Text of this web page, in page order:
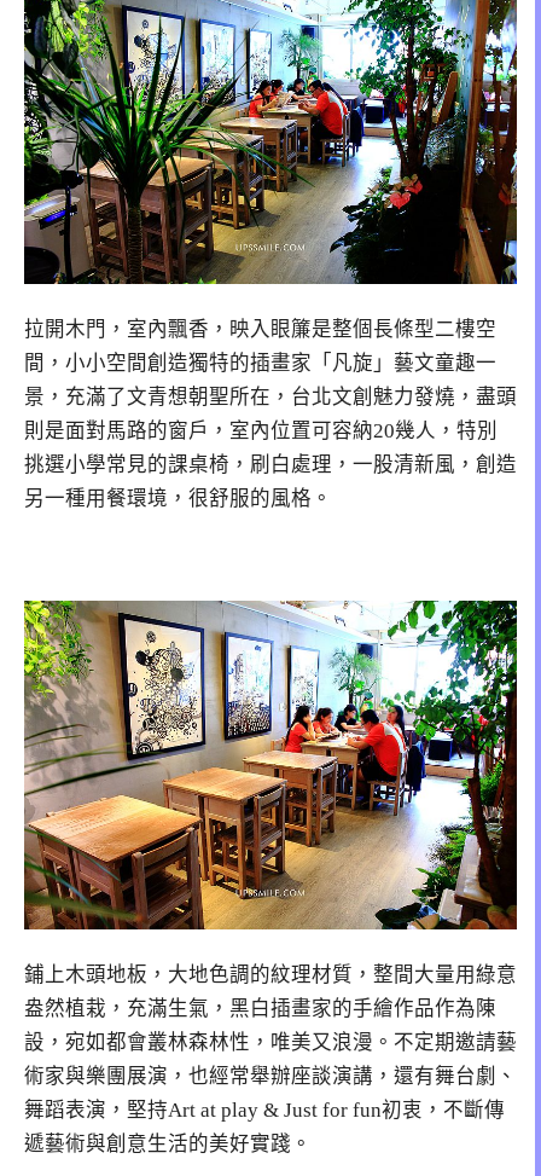
拉開木門，室內飄香，映入眼簾是整個長條型二樓空
間，小小空間創造獨特的插畫家「凡旋」藝文童趣一
景，充滿了文青想朝聖所在，台北文創魅力發燒，盡頭
則是面對馬路的窗戶，室內位置可容納20幾人，特別
挑選小學常見的課桌椅，刷白處理，一股清新風，創造
另一種用餐環境，很舒服的風格。
鋪上木頭地板，大地色調的紋理材質，整間大量用綠意
盎然植栽，充滿生氣，黑白插畫家的手繪作品作為陳
設，宛如都會叢林森林性，唯美又浪漫。不定期邀請藝
術家與樂團展演，也經常舉辦座談演講，還有舞台劇、
舞蹈表演，堅持Art at play & Just for fun初衷，不斷傳
遞藝術與創意生活的美好實踐。